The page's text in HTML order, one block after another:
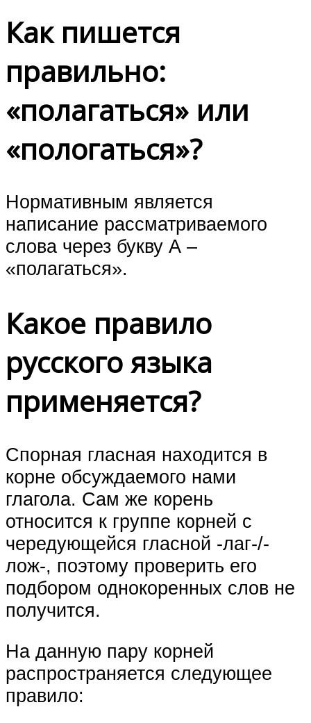
Как пишется
правильно:
«полагаться» или
«пологаться»?
Нормативным является
написание рассматриваемого
слова через букву А –
«полагаться».
Какое правило
русского языка
применяется?
Спорная гласная находится в
корне обсуждаемого нами
глагола. Сам же корень
относится к группе корней с
чередующейся гласной -лаг-/-
лож-, поэтому проверить его
подбором однокоренных слов не
получится.
На данную пару корней
распространяется следующее
правило: